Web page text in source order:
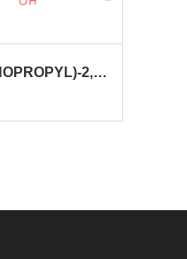
4-(1-AMINOPROPYL)-2,6-DIFLUOROPHENOL